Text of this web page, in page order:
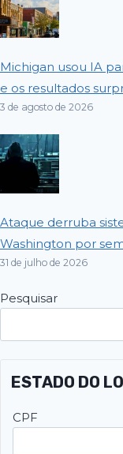
Michigan usou IA
e os resultados
3 de agosto de 2026
Ataque derruba
Washington por
31 de julho de 2026
Pesquisar
ESTADO DO
CPF